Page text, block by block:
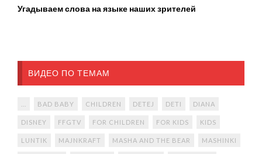
Угадываем слова на языке наших зрителей
ВИДЕО ПО ТЕМАМ
BAD BABY CHILDREN DETEJ DETI DIANA
DISNEY FFGTV FOR CHILDREN FOR KIDS KIDS
LUNTIK MAJNKRAFT MASHA AND THE BEAR MASHINKI